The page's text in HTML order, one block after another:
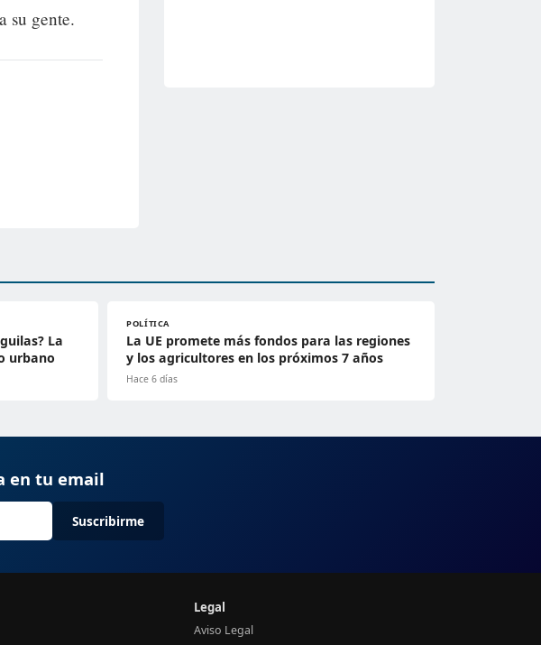
su gente.
La
urbano
POLÍTICA
La UE promete más fondos para las regiones
y los agricultores en los próximos 7 años
Hace 6 días
en tu email
Suscribirme
Legal
Aviso Legal